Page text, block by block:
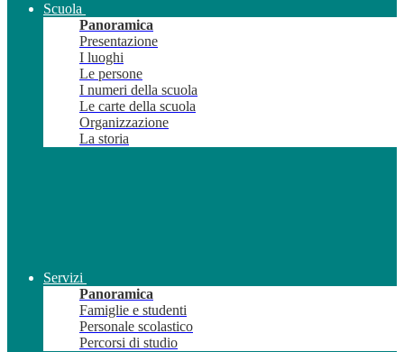
Scuola
Panoramica
Presentazione
I luoghi
Le persone
I numeri della scuola
Le carte della scuola
Organizzazione
La storia
Servizi
Panoramica
Famiglie e studenti
Personale scolastico
Percorsi di studio